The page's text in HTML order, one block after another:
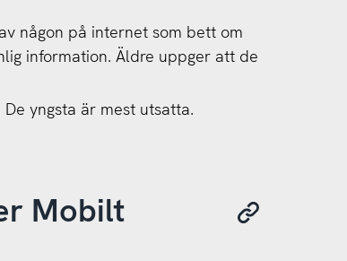
någon på internet som bett om
information. Äldre uppger att de
yngsta är mest utsatta.
Mobilt